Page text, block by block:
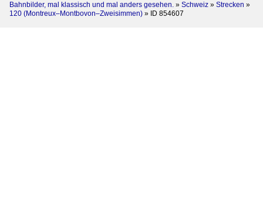
Bahnbilder, mal klassisch und mal anders gesehen. » Schweiz » Strecken »
120 (Montreux–Montbovon–Zweisimmen) » ID 854607